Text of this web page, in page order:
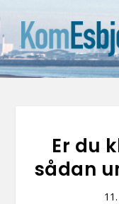
Er du
sådan